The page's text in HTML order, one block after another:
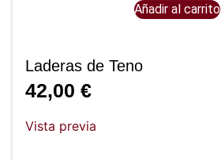
Añadir al carrito
Laderas de Teno
42,00 €
Vista previa